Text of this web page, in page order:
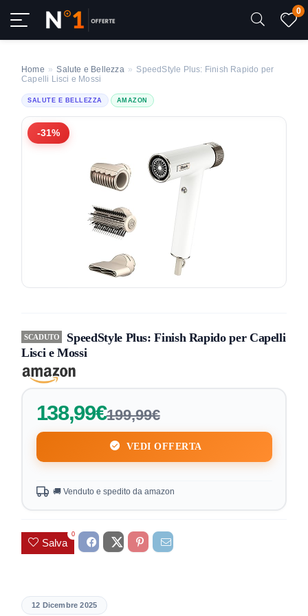
0
Home » Salute e Bellezza » SpeedStyle Plus: Finish Rapido per
Capelli Lisci e Mossi
SALUTE E BELLEZZA AMAZON
-31%
SCADUTO
SpeedStyle Plus: Finish Rapido per Capelli
Lisci e Mossi
138,99€199,99€
VEDI OFFERTA
🚚 Venduto e spedito da amazon
Salva
0
12 Dicembre 2025